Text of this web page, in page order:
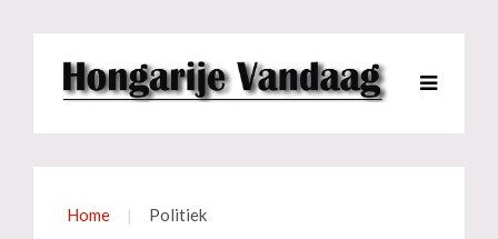
Home Politiek